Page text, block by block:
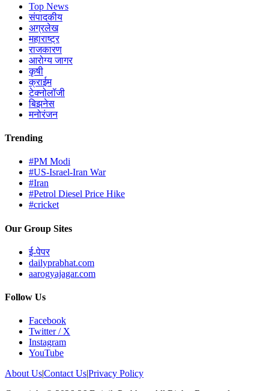
Top News
संपादकीय
अग्रलेख
महाराष्ट्र
राजकारण
आरोग्य जागर
कृषी
क्राईम
टेक्नोलॉजी
बिझनेस
मनोरंजन
Trending
#PM Modi
#US-Israel-Iran War
#Iran
#Petrol Diesel Price Hike
#cricket
Our Group Sites
ई-पेपर
dailyprabhat.com
aarogyajagar.com
Follow Us
Facebook
Twitter / X
Instagram
YouTube
About UsContact UsPrivacy Policy